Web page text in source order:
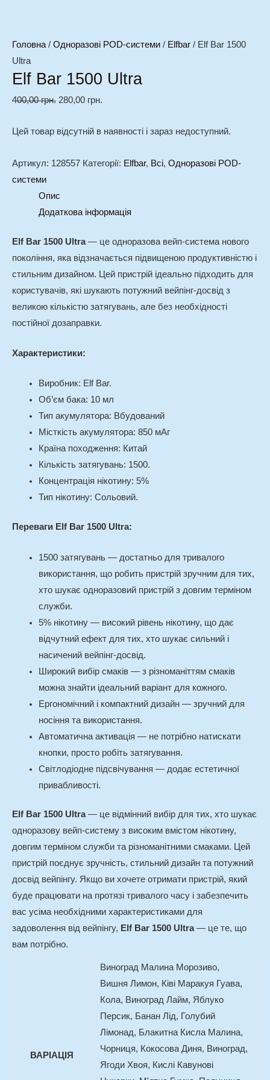
Головна/ Одноразові POD-системи / Elfbar / Elf Bar 1500
Ultra
Elf Bar 1500 Ultra
400,00грн. 280,00 грн.
Цей товар відсутній в наявності і зараз недоступний.
Артикул: 128557 Категорії: Elfbar, Всі, Одноразові POD-
системи
Опис
Додаткова інформація
Elf Bar 1500 Ultra— це одноразова вейп-система нового
покоління, яка відзначається підвищеною продуктивністю і
стильним дизайном. Цей пристрій ідеально підходить для
користувачів, які шукають потужний вейпінг-досвід з
великою кількістю затягувань, але без необхідності
постійної дозаправки.
Характеристики:
Виробник: Elf Bar.
Об’єм бака: 10 мл
Тип акумулятора: Вбудований
Місткість акумулятора: 850 мАг
Країна походження: Китай
Кількість затягувань: 1500.
Концентрація нікотину: 5%
Тип нікотину: Сольовий.
Переваги Elf Bar 1500 Ultra:
1500 затягувань — достатньо для тривалого
використання, що робить пристрій зручним для тих,
хто шукає одноразовий пристрій з довгим терміном
служби.
5% нікотину — високий рівень нікотину, що дає
відчутний ефект для тих, хто шукає сильний і
насичений вейпінг-досвід.
Широкий вибір смаків — з різноманіттям смаків
можна знайти ідеальний варіант для кожного.
Ергономічний і компактний дизайн — зручний для
носіння та використання.
Автоматична активація — не потрібно натискати
кнопки, просто робіть затягування.
Світлодіодне підсвічування — додає естетичної
привабливості.
Elf Bar 1500 Ultra— це відмінний вибір для тих, хто шукає
одноразову вейп-систему з високим вмістом нікотину,
довгим терміном служби та різноманітними смаками. Цей
пристрій поєднує зручність, стильний дизайн та потужний
досвід вейпінгу. Якщо ви хочете отримати пристрій, який
буде працювати на протязі тривалого часу і забезпечить
вас усіма необхідними характеристиками для
задоволення від вейпінгу, Elf Bar 1500 Ultra— це те, що
вам потрібно.
ВАРІАЦІЯ
Виноград Малина Морозиво,
Вишня Лимон, Ківі Маракуя Гуава,
Кола, Виноград Лайм, Яблуко
Персик, Банан Лід, Голубий
Лімонад, Блакитна Кисла Малина,
Чорниця, Кокосова Диня, Виноград,
Ягоди Хвоя, Кислі Кавунові